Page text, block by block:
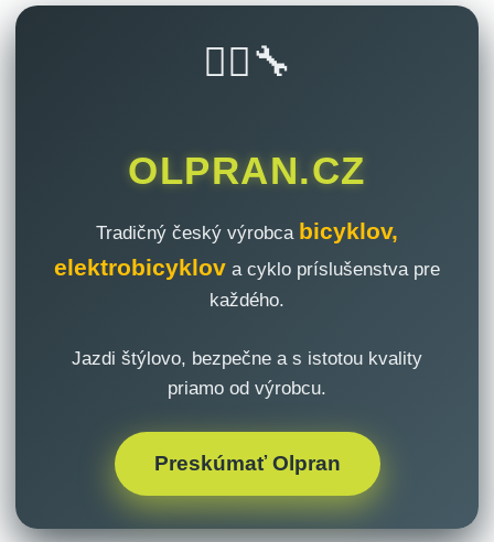
🚴‍♂️🔧
OLPRAN.CZ
Tradičný český výrobca bicyklov,
elektrobicyklov a cyklo príslušenstva pre
každého.
Jazdi štýlovo, bezpečne a s istotou kvality
priamo od výrobcu.
Preskúmať Olpran